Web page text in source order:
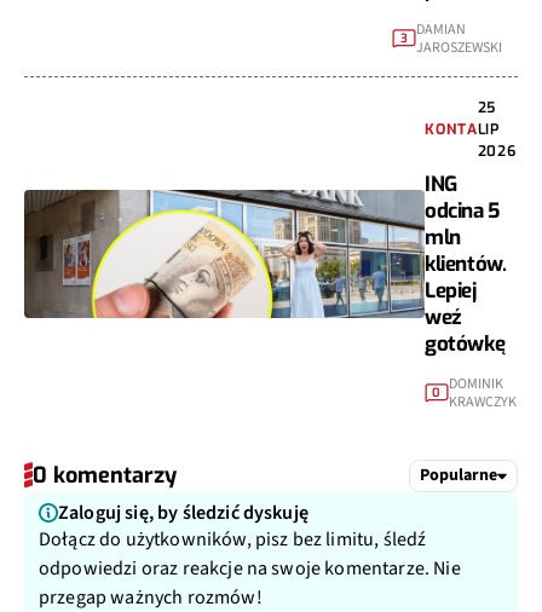
3 DAMIAN
JAROSZEWSKI
KONTA
25
LIP
2026
ING
odcina 5
mln
klientów.
Lepiej
weź
gotówkę
0
DOMINIK
KRAWCZYK
0 komentarzy Popularne
Zaloguj się, by śledzić dyskuję
Dołącz do użytkowników, pisz bez limitu, śledź
odpowiedzi oraz reakcje na swoje komentarze. Nie
przegap ważnych rozmów!